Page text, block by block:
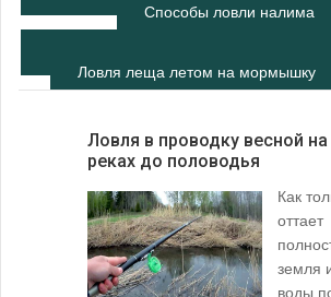
Способы ловли налима
Ловля леща летом на мормышку
Ловля в проводку весной
реках до половодья
Как
оттает
земля
воды